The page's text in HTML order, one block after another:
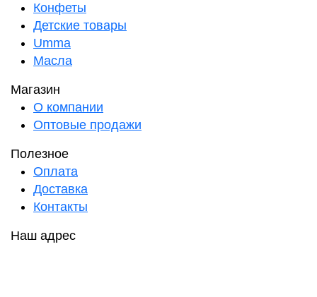
Конфеты
Детские товары
Umma
Масла
Магазин
О компании
Оптовые продажи
Полезное
Оплата
Доставка
Контакты
Наш адрес